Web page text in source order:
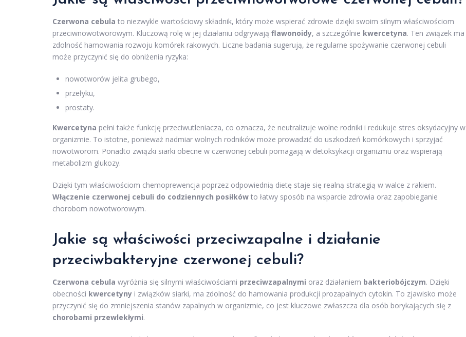
Czerwona cebula to niezwykle wartościowy składnik, który może wspierać zdrowie dzięki swoim silnym właściwościom
przeciwnowotworowym. Kluczową rolę w jej działaniu odgrywają flawonoidy, a szczególnie kwercetyna. Ten związek ma
zdolność hamowania rozwoju komórek rakowych. Liczne badania sugerują, że regularne spożywanie czerwonej cebuli
może przyczynić się do obniżenia ryzyka:
nowotworów jelita grubego,
przełyku,
prostaty.
Kwercetyna pełni także funkcję przeciwutleniacza, co oznacza, że neutralizuje wolne rodniki i redukuje stres oksydacyjny w
organizmie. To istotne, ponieważ nadmiar wolnych rodników może prowadzić do uszkodzeń komórkowych i sprzyjać
nowotworom. Ponadto związki siarki obecne w czerwonej cebuli pomagają w detoksykacji organizmu oraz wspierają
metabolizm glukozy.
Dzięki tym właściwościom chemoprewencja poprzez odpowiednią dietę staje się realną strategią w walce z rakiem.
Włączenie czerwonej cebuli do codziennych posiłków to łatwy sposób na wsparcie zdrowia oraz zapobieganie
chorobom nowotworowym.
Jakie są właściwości przeciwzapalne i działanie
przeciwbakteryjne czerwonej cebuli?
Czerwona cebula wyróżnia się silnymi właściwościami przeciwzapalnymi oraz działaniem bakteriobójczym. Dzięki
obecności kwercetyny i związków siarki, ma zdolność do hamowania produkcji prozapalnych cytokin. To zjawisko może
przyczynić się do zmniejszenia stanów zapalnych w organizmie, co jest kluczowe zwłaszcza dla osób borykających się z
chorobami przewlekłymi.